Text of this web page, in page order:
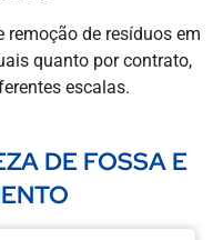
remoção de resíduos em
quanto por contrato,
escalas.
DE FOSSA E